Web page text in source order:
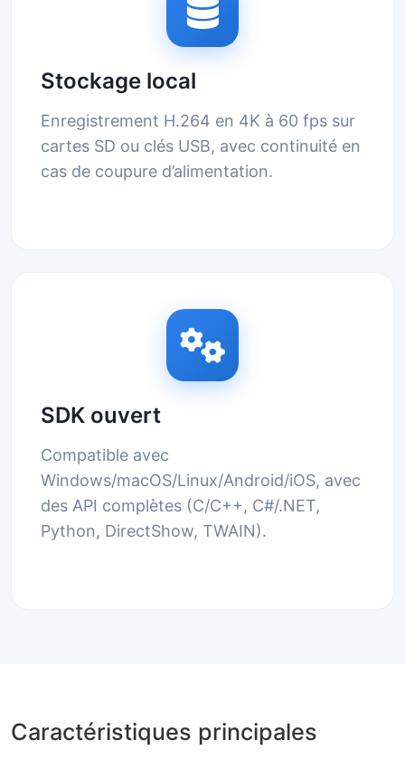
Stockage local
Enregistrement H.264 en 4K à 60 fps sur
cartes SD ou clés USB, avec continuité en
cas de coupure d’alimentation.
SDK ouvert
Compatible avec
Windows/macOS/Linux/Android/iOS, avec
des API complètes (C/C++, C#/.NET,
Python, DirectShow, TWAIN).
Caractéristiques principales